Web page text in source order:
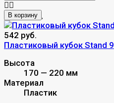
В корзину
542 руб.
Пластиковый кубок Stand 9
Высота
170 — 220 мм
Материал
Пластик